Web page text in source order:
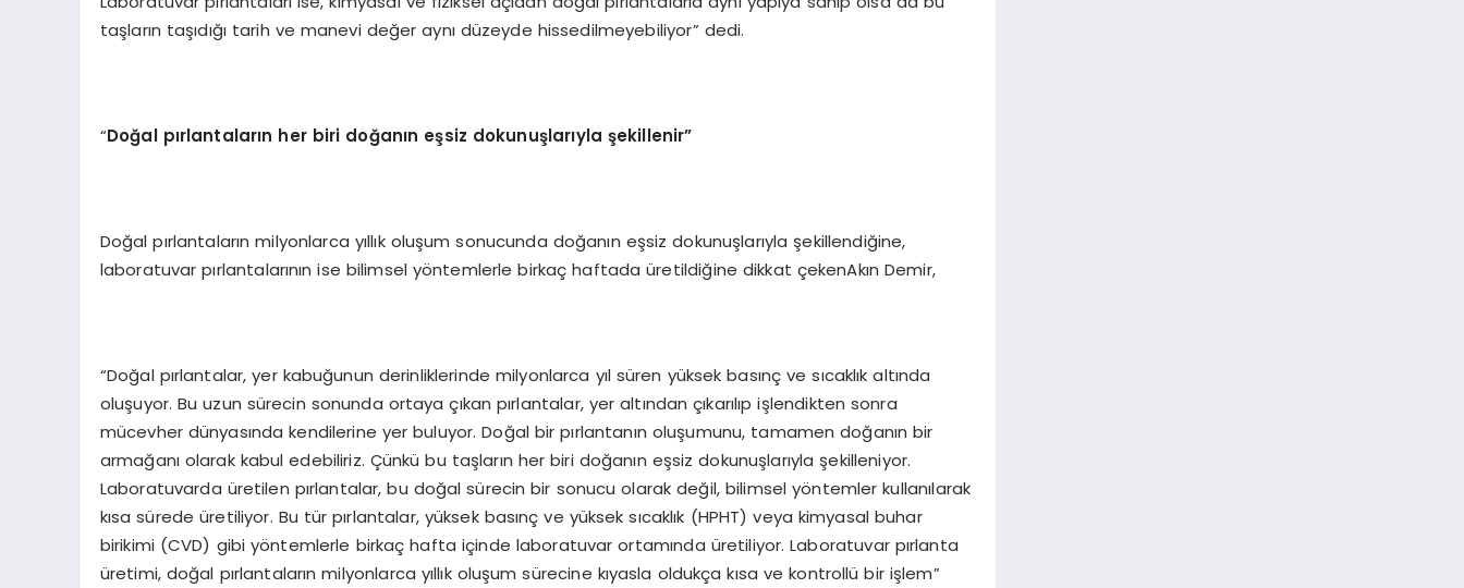
taşların taşıdığı tarih ve manevi değer aynı düzeyde hissedilmeyebiliyor” dedi.
“Doğal pırlantaların her biri doğanın eşsiz dokunuşlarıyla şekillenir”
Doğal pırlantaların milyonlarca yıllık oluşum sonucunda doğanın eşsiz dokunuşlarıyla şekillendiğine,
laboratuvar pırlantalarının ise bilimsel yöntemlerle birkaç haftada üretildiğine dikkat çekenAkın Demir,
“Doğal pırlantalar, yer kabuğunun derinliklerinde milyonlarca yıl süren yüksek basınç ve sıcaklık altında
oluşuyor. Bu uzun sürecin sonunda ortaya çıkan pırlantalar, yer altından çıkarılıp işlendikten sonra
mücevher dünyasında kendilerine yer buluyor. Doğal bir pırlantanın oluşumunu, tamamen doğanın bir
armağanı olarak kabul edebiliriz. Çünkü bu taşların her biri doğanın eşsiz dokunuşlarıyla şekilleniyor.
Laboratuvarda üretilen pırlantalar, bu doğal sürecin bir sonucu olarak değil, bilimsel yöntemler kullanılarak
kısa sürede üretiliyor. Bu tür pırlantalar, yüksek basınç ve yüksek sıcaklık (HPHT) veya kimyasal buhar
birikimi (CVD) gibi yöntemlerle birkaç hafta içinde laboratuvar ortamında üretiliyor. Laboratuvar pırlanta
üretimi, doğal pırlantaların milyonlarca yıllık oluşum sürecine kıyasla oldukça kısa ve kontrollü bir işlem”